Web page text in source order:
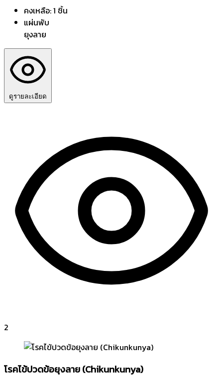
คงเหลือ: 1 ชิ้น
แผ่นพับ
ยุงลาย
ดูรายละเอียด
2
โรคไข้ปวดข้อยุงลาย (Chikunkunya)